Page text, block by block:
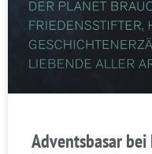
Adventsbasar